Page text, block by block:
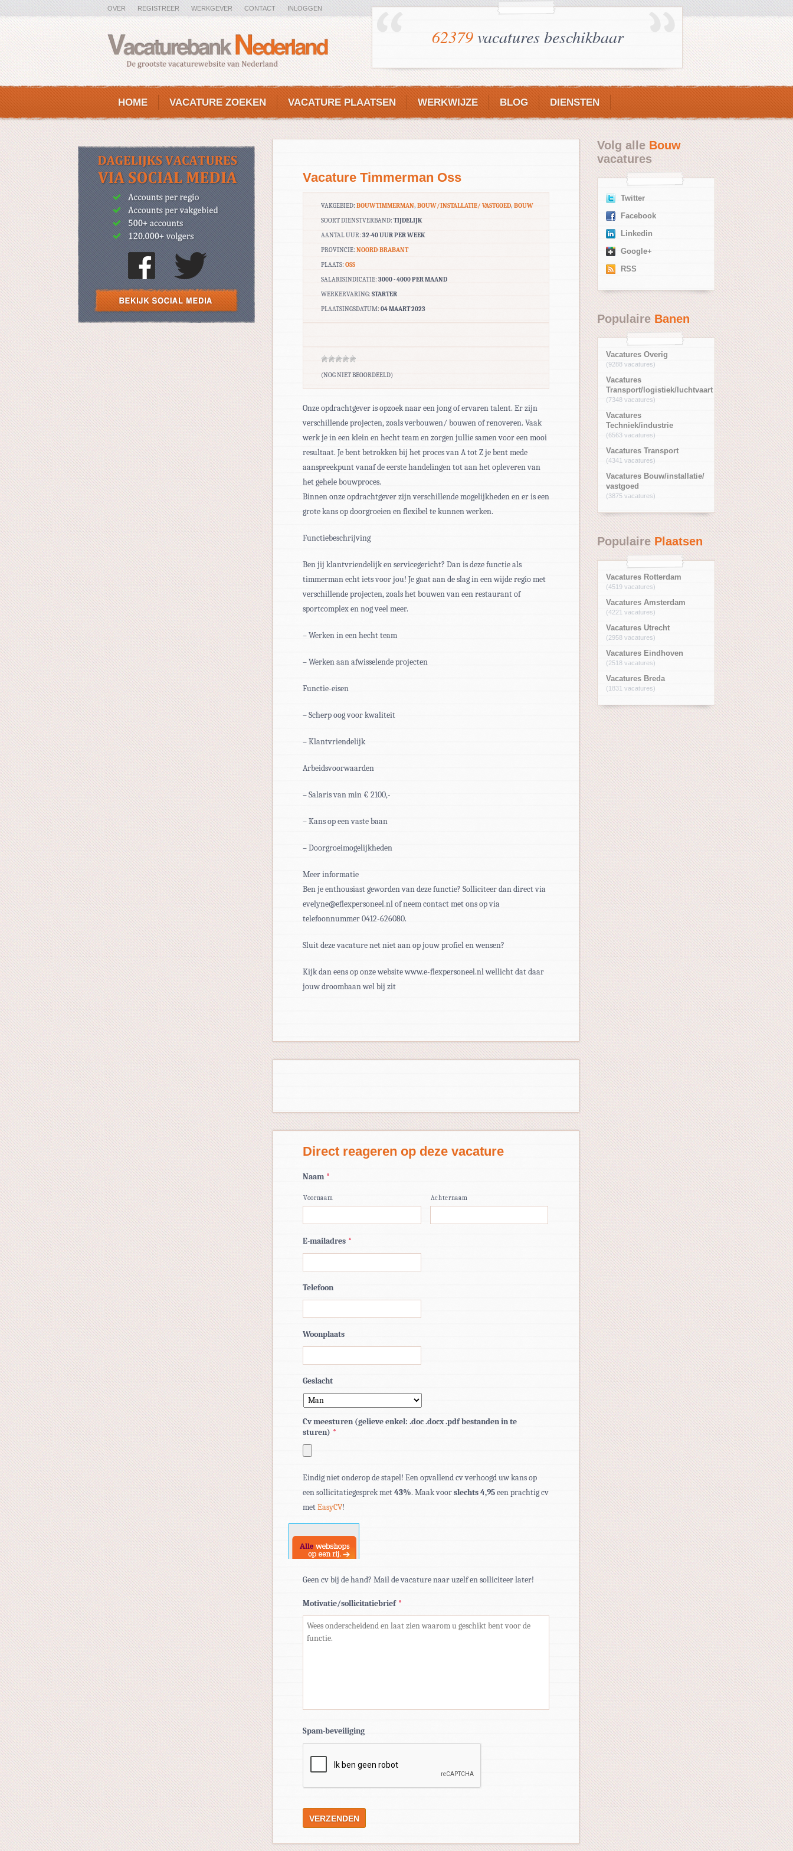
OVER REGISTREER WERKGEVER CONTACT INLOGGEN
62379vacatures beschikbaar
HOME VACATURE ZOEKEN VACATURE PLAATSEN WERKWIJZE BLOG DIENSTEN
Vacature Timmerman Oss
VAKGEBIED: BOUWTIMMERMAN, BOUW/INSTALLATIE/ VASTGOED, BOUW
SOORT DIENSTVERBAND: TIJDELIJK
AANTAL UUR: 32-40 UUR PER WEEK
PROVINCIE: NOORD-BRABANT
PLAATS: OSS
SALARISINDICATIE: 3000 - 4000 PER MAAND
WERKERVARING: STARTER
PLAATSINGSDATUM: 04 MAART 2023
(NOG NIET BEOORDEELD)
Onze opdrachtgever is opzoek naar een jong of ervaren talent. Er zijn
verschillende projecten, zoals verbouwen/ bouwen of renoveren. Vaak
werk je in een klein en hecht team en zorgen jullie samen voor een mooi
resultaat. Je bent betrokken bij het proces van A tot Z je bent mede
aanspreekpunt vanaf de eerste handelingen tot aan het opleveren van
het gehele bouwproces.
Binnen onze opdrachtgever zijn verschillende mogelijkheden en er is een
grote kans op doorgroeien en flexibel te kunnen werken.
Functiebeschrijving
Ben jij klantvriendelijk en servicegericht? Dan is deze functie als
timmerman echt iets voor jou! Je gaat aan de slag in een wijde regio met
verschillende projecten, zoals het bouwen van een restaurant of
sportcomplex en nog veel meer.
– Werken in een hecht team
– Werken aan afwisselende projecten
Functie-eisen
– Scherp oog voor kwaliteit
– Klantvriendelijk
Arbeidsvoorwaarden
– Salaris van min € 2100,-
– Kans op een vaste baan
– Doorgroeimogelijkheden
Meer informatie
Ben je enthousiast geworden van deze functie? Solliciteer dan direct via
evelyne@eflexpersoneel.nl of neem contact met ons op via
telefoonnummer 0412-626080.
Sluit deze vacature net niet aan op jouw profiel en wensen?
Kijk dan eens op onze website www.e-flexpersoneel.nl wellicht dat daar
jouw droombaan wel bij zit
Direct reageren op deze vacature
Naam *
Voornaam Achternaam
E-mailadres *
Telefoon
Woonplaats
Geslacht
Cv meesturen (gelieve enkel: .doc .docx .pdf bestanden in te
sturen) *
pdf,
doc,
Eindig niet onderop de stapel! Een opvallend cv verhoogd uw kans op
een sollicitatiegesprek met43%. Maak voorslechts 4,95een prachtig cv
metEasyCV!
Geen cv bij de hand? Mail de vacature naar uzelf en solliciteer later!
Motivatie/sollicitatiebrief *
Spam-beveiliging
Volg alleBouw
vacatures
Twitter
Facebook
Linkedin
Google+
RSS
PopulaireBanen
Vacatures Overig
(9288 vacatures)
Vacatures
Transport/logistiek/luchtvaart
(7348 vacatures)
Vacatures
Techniek/industrie
(6563 vacatures)
Vacatures Transport
(4341 vacatures)
Vacatures Bouw/installatie/
vastgoed
(3875 vacatures)
Populaire Plaatsen
Vacatures Rotterdam
(4519 vacatures)
Vacatures Amsterdam
(4221 vacatures)
Vacatures Utrecht
(2958 vacatures)
Vacatures Eindhoven
(2518 vacatures)
Vacatures Breda
(1831 vacatures)